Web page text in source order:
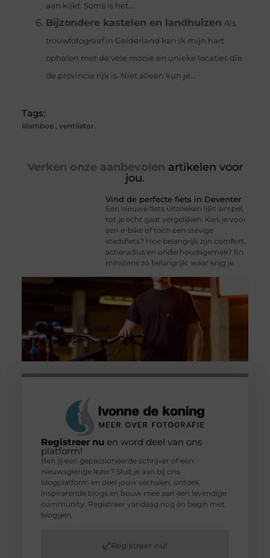
aan kijkt. Soms is het...
Bijzondere kastelen en landhuizen Als
trouwfotograaf in Gelderland kan ik mijn hart
ophalen met de vele mooie en unieke locaties die
de provincie rijk is. Niet alleen kun je...
Tags:
klamboe, ventilator
Verken onze aanbevolen artikelen voor
jou.
Vind de perfecte fiets in Deventer
Een nieuwe fiets uitzoeken lijkt simpel,
tot je echt gaat vergelijken. Kies je voor
een e-bike of toch een stevige
stadsfiets? Hoe belangrijk zijn comfort,
actieradius en onderhoudsgemak? En
minstens zo belangrijk: waar krijg je
Registreer nu en word deel van ons
platform!
Ben jij een gepassioneerde schrijver of een
nieuwsgierige lezer? Sluit je aan bij ons
blogplatform en deel jouw verhalen, ontdek
inspirerende blogs en bouw mee aan een levendige
community. Registreer vandaag nog en begin met
bloggen.
Registreer nu!